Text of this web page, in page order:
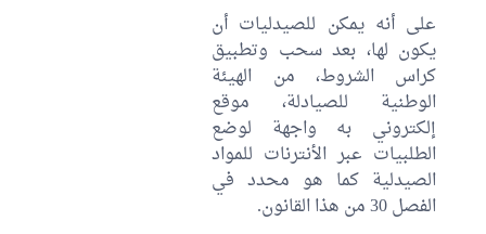
على أنه يمكن للصيدليات أن
يكون لها، بعد سحب وتطبيق
كراس الشروط، من الهيئة
الوطنية للصيادلة، موقع
إلكتروني به واجهة لوضع
الطلبيات عبر الأنترنات للمواد
الصيدلية كما هو محدد في
الفصل 30 من هذا القانون.